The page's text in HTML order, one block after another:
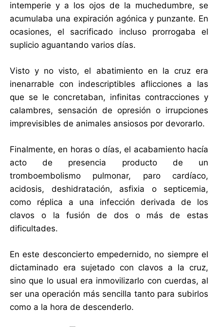
intemperie y a los ojos de la muchedumbre, se
acumulaba una expiración agónica y punzante. En
ocasiones, el sacrificado incluso prorrogaba el
suplicio aguantando varios días.
Visto y no visto, el abatimiento en la cruz era
inenarrable con indescriptibles aflicciones a las
que se le concretaban, infinitas contracciones y
calambres, sensación de opresión o irrupciones
imprevisibles de animales ansiosos por devorarlo.
Finalmente, en horas o días, el acabamiento hacía
acto de presencia producto de un
tromboembolismo pulmonar, paro cardíaco,
acidosis, deshidratación, asfixia o septicemia,
como réplica a una infección derivada de los
clavos o la fusión de dos o más de estas
dificultades.
En este desconcierto empedernido, no siempre el
dictaminado era sujetado con clavos a la cruz,
sino que lo usual era inmovilizarlo con cuerdas, al
ser una operación más sencilla tanto para subirlos
como a la hora de descenderlo.